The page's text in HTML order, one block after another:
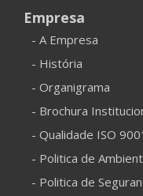
Empresa
- A Empresa
- História
- Organigrama
- Brochura
- Qualidade ISO
- Politica de
- Politica de